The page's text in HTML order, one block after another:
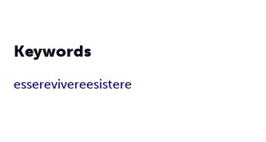
Keywords
esserevivereesistere